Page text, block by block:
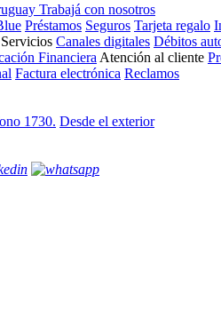
Trabajá con nosotros
Préstamos Seguros Tarjeta regalo
Servicios Canales digitales Débitos
Financiera Atención al cliente
Factura electrónica Reclamos
1730. Desde el exterior